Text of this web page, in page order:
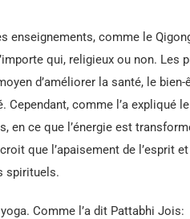
enseignements, comme le
qui, religieux ou non. Les
d’améliorer la santé, le bien-
comme l’a expliqué
en ce que l’énergie est
que l’apaisement de l’esprit
spirituels.
Comme l’a dit Pattabhi Jois: